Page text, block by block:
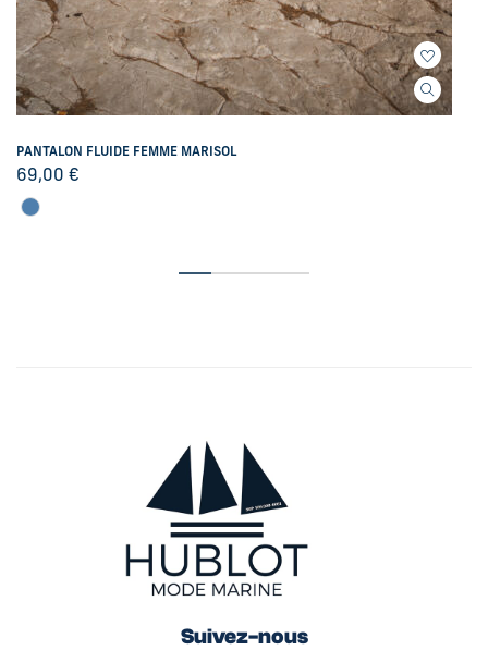
PANTALON FLUIDE FEMME MARISOL
69,00 €
Suivez-nous